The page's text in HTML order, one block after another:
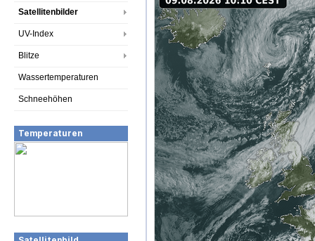
Satellitenbilder
UV-Index
Blitze
Wassertemperaturen
Schneehöhen
Temperaturen